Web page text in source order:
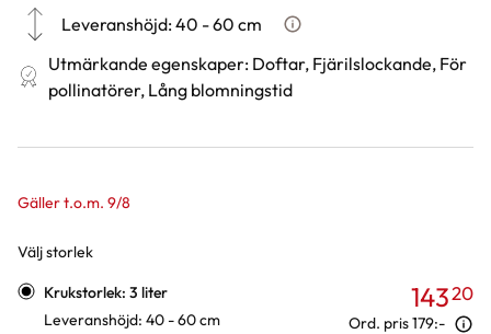
Leveranshöjd:40 - 60 cm Hur vi mäter leveranshöjd på
Utmärkande egenskaper: Doftar, Fjärilslockande, För
pollinatörer, Lång blomningstid
Gäller t.o.m. 9/8
Välj storlek
Varianter
Krukstorlek: 3 liter
Leveranshöjd: 40 - 60 cm
14320
Ord. pris179:-